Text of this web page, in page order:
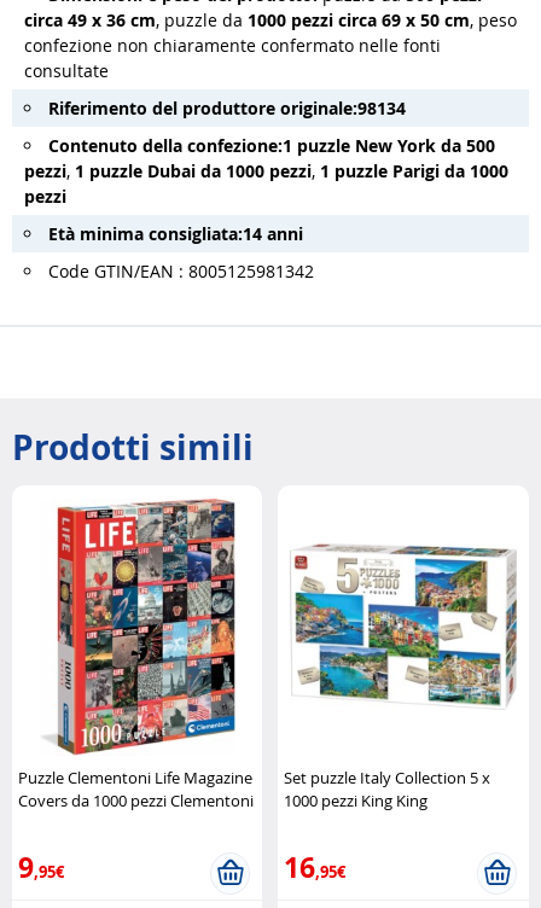
circa 49 x 36 cm, puzzle da 1000 pezzi circa 69 x 50 cm, peso
confezione non chiaramente confermato nelle fonti
consultate
Riferimento del produttore originale:98134
Contenuto della confezione:1 puzzle New York da 500
pezzi, 1 puzzle Dubai da 1000 pezzi, 1 puzzle Parigi da 1000
pezzi
Età minima consigliata:14 anni
Code GTIN/EAN : 8005125981342
Prodotti simili
Puzzle Clementoni Life Magazine
Covers da 1000 pezzi Clementoni
9,95€
Set puzzle Italy Collection 5 x
1000 pezzi King King
16,95€